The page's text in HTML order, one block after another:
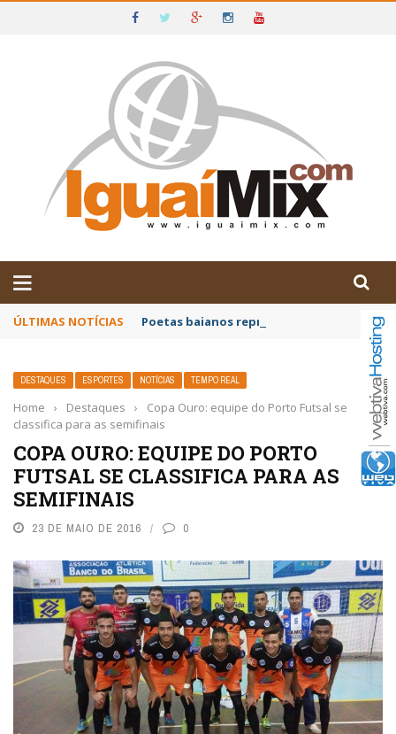
IGUAÍ E SUDOESTE DA BAHIA
ÚLTIMAS NOTÍCIAS Poetas baianos representam o Brasil no
DESTAQUES ESPORTES NOTÍCIAS TEMPO REAL
Home › Destaques ›
Copa Ouro: equipe do Porto Futsal se
classifica para as semifinais
COPA OURO: EQUIPE DO PORTO
FUTSAL SE CLASSIFICA PARA AS
SEMIFINAIS
23 DE MAIO DE 2016 0